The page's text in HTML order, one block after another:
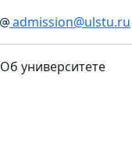
admission@ulstu.ru
Об университете